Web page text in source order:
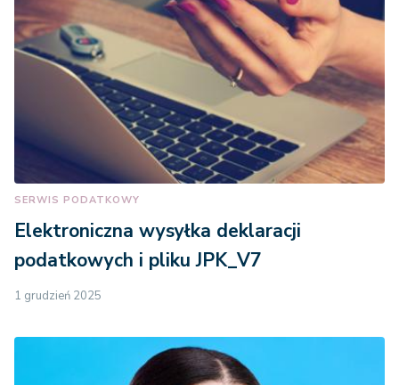
SERWIS PODATKOWY
Elektroniczna wysyłka deklaracji
podatkowych i pliku JPK_V7
1 grudzień 2025